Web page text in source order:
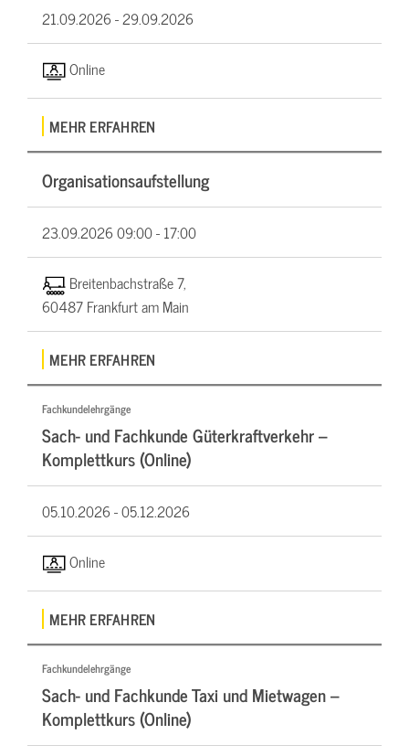
21.09.2026 -29.09.2026
Online
MEHR ERFAHREN
Organisationsaufstellung
23.09.202609:00 - 17:00
Breitenbachstraße 7,
60487 Frankfurt am Main
MEHR ERFAHREN
Fachkundelehrgänge
Sach- und Fachkunde Güterkraftverkehr –
Komplettkurs (Online)
05.10.2026 -05.12.2026
Online
MEHR ERFAHREN
Fachkundelehrgänge
Sach- und Fachkunde Taxi und Mietwagen –
Komplettkurs (Online)